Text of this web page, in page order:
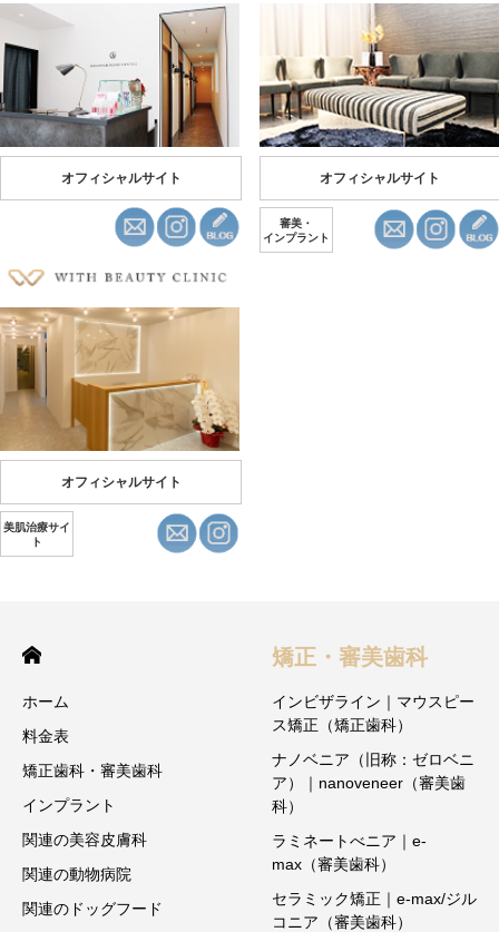
オフィシャルサイト オフィシャルサイト
審美・
インプラント
オフィシャルサイト
美肌治療サイ
ト
ホーム
料金表
矯正歯科・審美歯科
インプラント
関連の美容皮膚科
関連の動物病院
関連のドッグフード
矯正・審美歯科
インビザライン｜マウスピー
ス矯正（矯正歯科）
ナノベニア（旧称：ゼロベニ
ア）｜nanoveneer（審美歯
科）
ラミネートべニア｜e-
max（審美歯科）
セラミック矯正｜e-max/ジル
コニア（審美歯科）